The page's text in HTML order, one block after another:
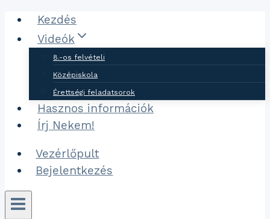
Ugrás
tartalomhoz
Kezdés
Videók
8.-os felvételi
Középiskola
Érettségi feladatsorok
Hasznos információk
Írj Nekem!
Vezérlőpult
Bejelentkezés